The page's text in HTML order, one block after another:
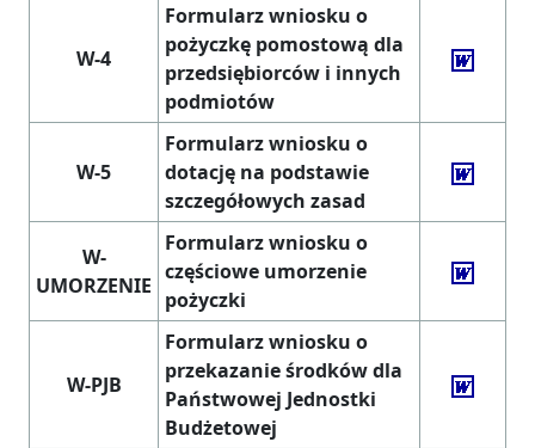
W-4
Formularz wniosku o
pożyczkę pomostową dla
przedsiębiorców i innych
podmiotów
W-5
Formularz wniosku o
dotację na podstawie
szczegółowych zasad
W-
UMORZENIE
Formularz wniosku o
częściowe umorzenie
pożyczki
W-PJB
Formularz wniosku o
przekazanie środków dla
Państwowej Jednostki
Budżetowej